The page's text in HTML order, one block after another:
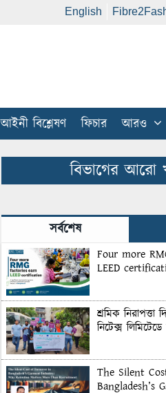
English
আইনী বিশ্লেষণ ফিচার আরও
বিভাগের আরো
সর্বশেষ
Four more
LEED
শ্রমিক নিরাপত্তা
নিটেক্স
The Silent
Bangladesh’s